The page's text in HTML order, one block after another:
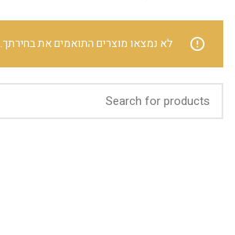
לא נמצאו מוצרים התואמים את בחירתך.